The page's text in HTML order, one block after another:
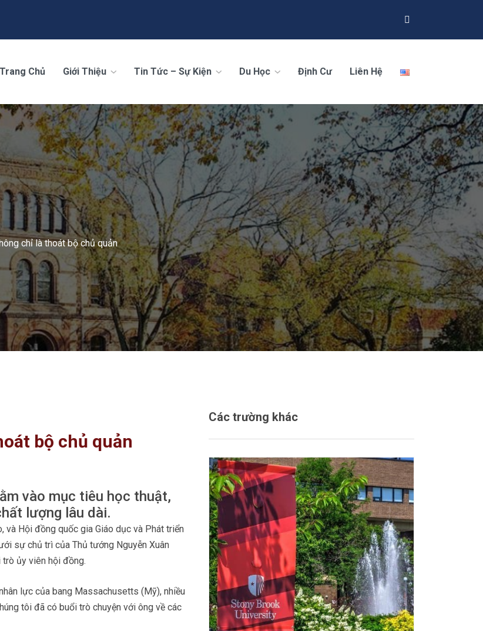
Trang Chủ Giới Thiệu Tin Tức – Sự Kiện Du Học Định Cư Liên Hệ
chỉ là thoát bộ chủ quản
bộ chủ quản
vào mục tiêu học thuật,
lượng lâu dài.
và Hội đồng quốc gia Giáo dục và Phát triển
sự chủ trì của Thủ tướng Nguyễn Xuân
trò ủy viên hội đồng.
lực của bang Massachusetts (Mỹ), nhiều
tôi đã có buổi trò chuyện với ông về các
Các trường khác